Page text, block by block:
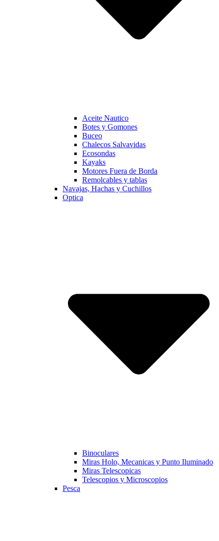
Aceite Nautico
Botes y Gomones
Buceo
Chalecos Salvavidas
Ecosondas
Kayaks
Motores Fuera de Borda
Remolcables y tablas
Navajas, Hachas y Cuchillos
Optica
Binoculares
Miras Holo, Mecanicas y Punto Iluminado
Miras Telescopicas
Telescopios y Microscopios
Pesca